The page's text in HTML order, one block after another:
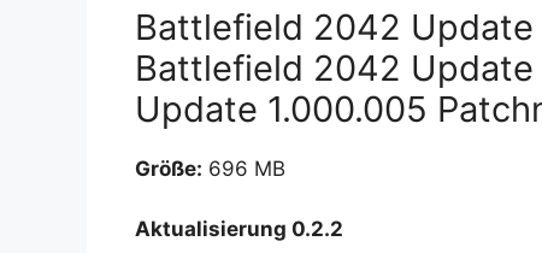
Battlefield 2042 Update
Battlefield 2042
Update 1.000.005
Größe: 696 MB
Aktualisierung 0.2.2